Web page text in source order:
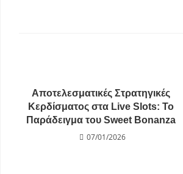
Αποτελεσματικές Στρατηγικές
Κερδίσματος στα Live Slots: Το
Παράδειγμα του Sweet Bonanza
07/01/2026